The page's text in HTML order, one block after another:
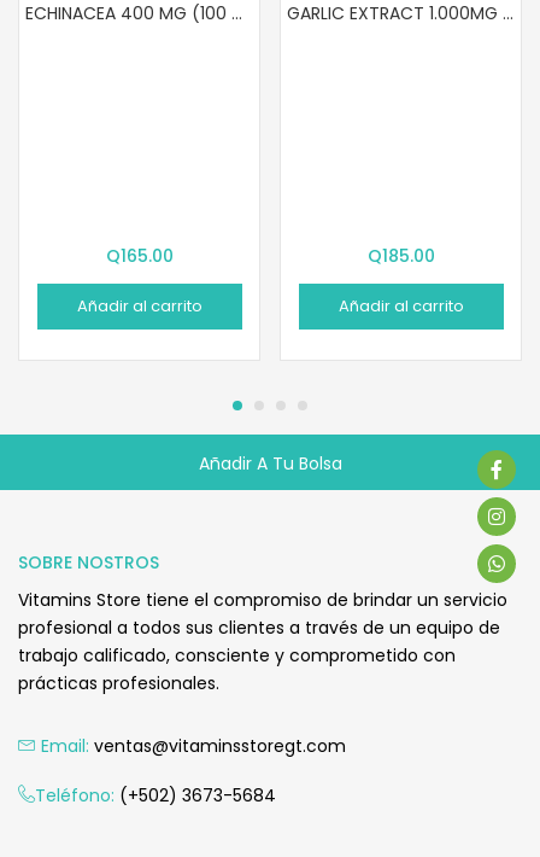
Q200.00
Añadir Al Carrito
Añadir A Tu Bolsa
ECHINACEA 400 MG (100 CÁPSULAS)
Q165.00
Añadir al carrito
GARLIC EXTRACT 1.000MG (AJO) (100 SOFTGELS)
Q185.00
Añadir al carrito
SOBRE NOSTROS
Vitamins Store tiene el compromiso de brindar un servicio
profesional a todos sus clientes a través de un equipo de
trabajo calificado, consciente y comprometido con
prácticas profesionales.
Email: ventas@vitaminsstoregt.com
Teléfono: (+502) 3673-5684